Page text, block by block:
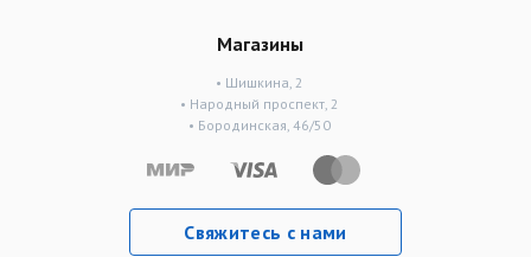
Магазины
• Шишкина, 2
• Народный проспект, 2
• Бородинская, 46/50
Свяжитесь с нами